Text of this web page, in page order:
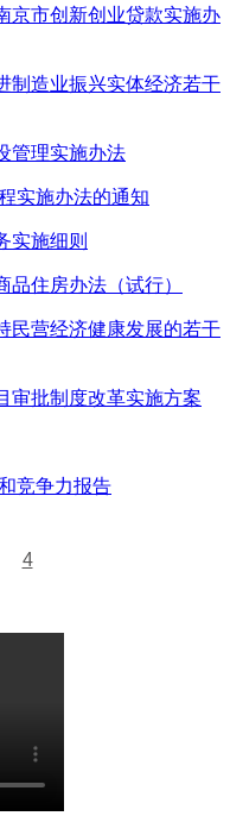
京市创新创业贷款实施办
制造业振兴实体经济若干
管理实施办法
实施办法的通知
实施细则
品住房办法（试行）
民营经济健康发展的若干
审批制度改革实施方案
竞争力报告
4